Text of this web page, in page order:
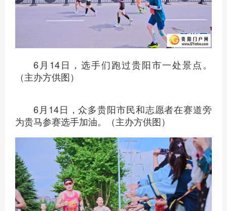
6月14日，选手们跑过贵阳市一处景点。
（主办方供图）